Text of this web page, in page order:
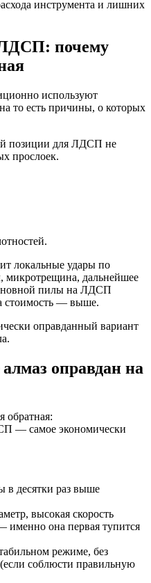
инструмента и лишних
почему
используют
то есть причины, о которых
позиции для ЛДСП не
прослоек.
локальные удары по
микротрещина, дальнейшее
пилы на ЛДСП
стоимость — выше.
оправданный вариант
оправдан на
обратная:
— самое экономически
в десятки раз выше
высокая скорость
именно она первая тупится
режиме, без
соблюсти правильную